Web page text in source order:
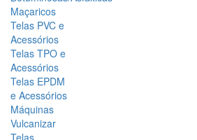
Maçaricos
Telas PVC e
Acessórios
Telas TPO e
Acessórios
Telas EPDM
e Acessórios
Máquinas
Vulcanizar
Telas